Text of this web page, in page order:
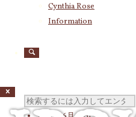
Cynthia Rose
Information
検
Medium Anne in Montana
Cynthia Rose(4)
2026年7月(58)